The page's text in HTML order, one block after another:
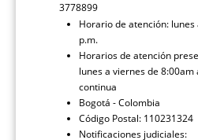
3778899
Horario de atención:
p.m.
Horarios de atención
lunes a viernes de
continua
Bogotá - Colombia
Código Postal: 110231324
Notificaciones judiciales: